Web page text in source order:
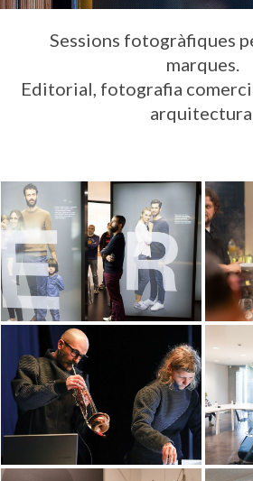
Sessions fotogràfiques
marques.
Editorial, fotografia